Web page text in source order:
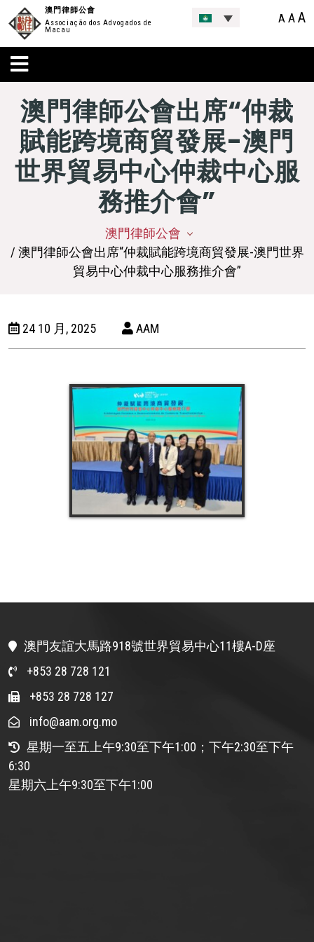
澳門律師公會
Associação dos Advogados de
Macau
A AA
澳門律師公會出席“仲裁
賦能跨境商貿發展-澳門
世界貿易中心仲裁中心服
務推介會”
澳門律師公會
/ 澳門律師公會出席“仲裁賦能跨境商貿發展-澳門世界
貿易中心仲裁中心服務推介會”
24 10 月, 2025 AAM
澳門友誼大馬路918號世界貿易中心11樓A-D座
+853 28 728 121
+853 28 728 127
info@aam.org.mo
星期一至五上午9:30至下午1:00；下午2:30至下午
6:30
星期六上午9:30至下午1:00